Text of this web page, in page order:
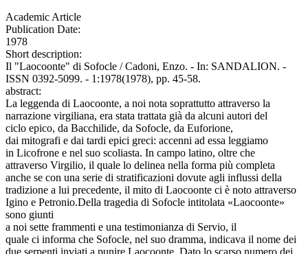
Academic Article
Publication Date:
1978
Short description:
Il "Laocoonte" di Sofocle / Cadoni, Enzo. - In: SANDALION. -
ISSN 0392-5099. - 1:1978(1978), pp. 45-58.
abstract:
La leggenda di Laocoonte, a noi nota soprattutto attraverso la
narrazione virgiliana, era stata trattata già da alcuni autori del
ciclo epico, da Bacchilide, da Sofocle, da Euforione,
dai mitografi e dai tardi epici greci: accenni ad essa leggiamo
in Licofrone e nel suo scoliasta. In campo latino, oltre che
attraverso Virgilio, il quale lo delinea nella forma più completa
anche se con una serie di stratificazioni dovute agli influssi della
tradizione a lui precedente, il mito di Laocoonte ci è noto attraverso
Igino e Petronio.Della tragedia di Sofocle intitolata «Laocoonte»
sono giunti
a noi sette frammenti e una testimonianza di Servio, il
quale ci informa che Sofocle, nel suo dramma, indicava il nome dei